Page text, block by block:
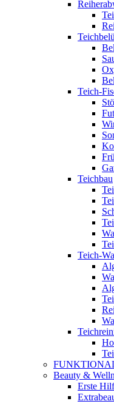
Teich-
Teichbau
Teich-
Beauty &
Erste